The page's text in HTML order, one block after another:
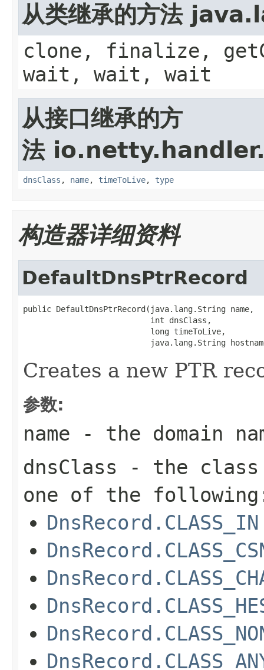
从类继承的方法
clone, finalize,
wait, wait, wait
从接口继承的方
法
dnsClass , name, timeToLive, type
构造器详细资料
DefaultDnsPtrRecord
public DefaultDnsPtrRecord(java.lang.String name,
                           int dnsClass,
                           long timeToLive,
java.lang.String
Creates a new PTR
参数:
name - the domain
dnsClass - the
one of the
DnsRecord.CLASS_IN